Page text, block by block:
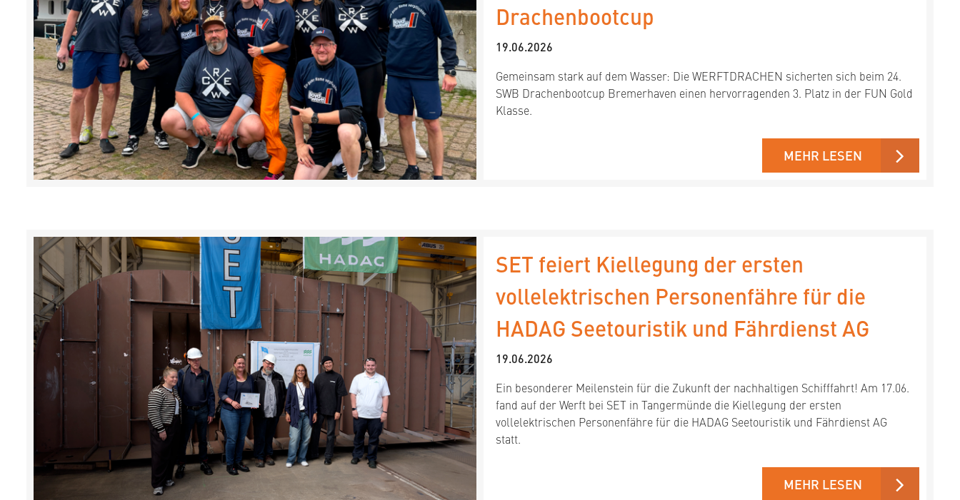
Drachenbootcup
19.06.2026
Gemeinsam stark auf dem Wasser: Die WERFTDRACHEN sicherten sich beim 24.
SWB Drachenbootcup Bremerhaven einen hervorragenden 3. Platz in der FUN Gold
Klasse.
MEHR LESEN
SET feiert Kiellegung der ersten
vollelektrischen Personenfähre für die
HADAG Seetouristik und Fährdienst AG
19.06.2026
Ein besonderer Meilenstein für die Zukunft der nachhaltigen Schifffahrt! Am 17.06.
fand auf der Werft bei SET in Tangermünde die Kiellegung der ersten
vollelektrischen Personenfähre für die HADAG Seetouristik und Fährdienst AG
statt.
MEHR LESEN